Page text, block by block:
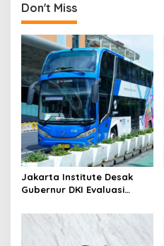
Don't Miss
Jakarta Institute Desak
Gubernur DKI Evaluasi
Penumpang Diturunkan